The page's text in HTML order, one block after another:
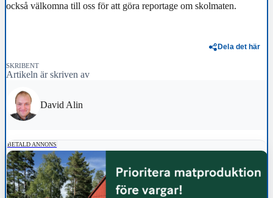
också välkomna till oss för att göra reportage om skolmaten.
Dela det här
SKRIBENT
Artikeln är skriven av
David Alin
BETALD ANNONS